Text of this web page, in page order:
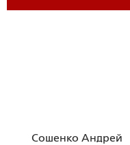
Сошенко Андрей